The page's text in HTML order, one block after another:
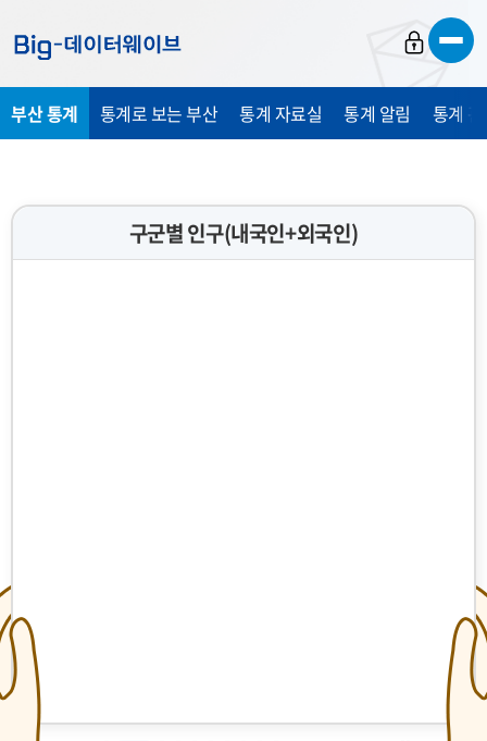
가
가
가
부산 통계 통계로 보는 부산 통계 자료실 통계 알림 통계
구군별 인구(내국인+외국인)